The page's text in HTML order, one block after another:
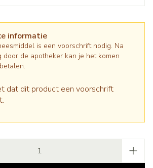
informatie
is een voorschrift nodig. Na
door de apotheker kan je het komen
dat dit product een voorschrift